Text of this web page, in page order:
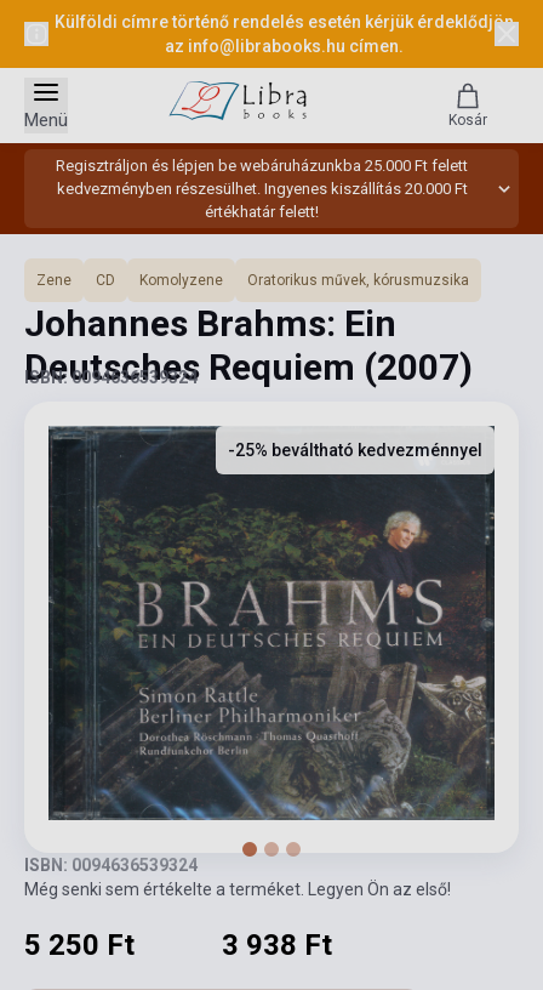
Külföldi címre történő rendelés esetén kérjük érdeklődjön
az info@librabooks.hu címen.
Regisztráljon és lépjen be webáruházunkba 25.000 Ft felett
kedvezményben részesülhet. Ingyenes kiszállítás 20.000 Ft
értékhatár felett!
Menü Kosár
Zene CD Komolyzene Oratorikus művek, kórusmuzsika
Johannes Brahms: Ein
Deutsches Requiem (2007)
ISBN: 0094636539324
-25% beváltható kedvezménnyel
ISBN: 0094636539324
Még senki sem értékelte a terméket. Legyen Ön az első!
5 250 Ft 3 938 Ft